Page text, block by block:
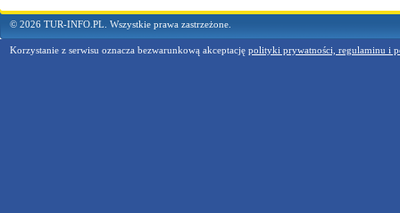
© 2026 TUR-INFO.PL. Wszystkie prawa zastrzeżone.
Korzystanie z serwisu oznacza bezwarunkową akceptację polityki prywatności, regulaminu i